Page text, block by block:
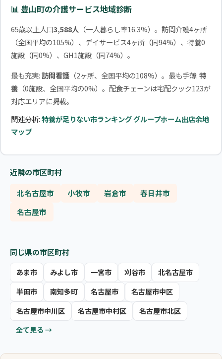
📊 豊山町の介護サービス地域診断
65歳以上人口3,588人（一人暮らし率16.3%）。訪問介護4ヶ所
（全国平均の105%）、デイサービス4ヶ所（同94%）、特養0
施設（同0%）、GH1施設（同74%）。
最も充実:訪問看護（2ヶ所、全国平均の108%）。最も手薄:特
養（0施設、全国平均の0%）。配食チェーンは宅配クック123が
対応エリアに掲載。
関連分析:特養が足りない市ランキンググループホーム出店余地
マップ
近隣の市区町村
北名古屋市 小牧市 岩倉市
春日井市
名古屋市
同じ県の市区町村
あま市 みよし市 一宮市 刈谷市
北名古屋市
半田市
南知多町 名古屋市
名古屋市中区
名古屋市中川区
名古屋市中村区
名古屋市北区
全て見る →